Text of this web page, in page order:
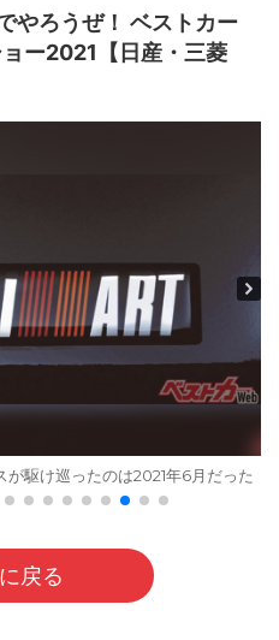
やろうぜ！ ベストカー
ー2021【日産・三菱
駆け巡ったのは2021年6月だった
戻る